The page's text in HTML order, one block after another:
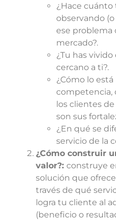
¿Hace
observando
ese problema
mercado?.
¿Tu has
cercano a ti?.
¿Cómo lo
competencia,
los clientes
son sus
¿En qué se
servicio de la
¿Cómo construir
valor?: construye
solución que
través de qué
logra tu cliente al
(beneficio o